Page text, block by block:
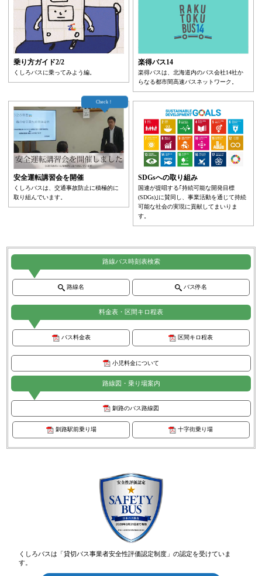
乗り方ガイド2/2
くしろバスに乗ってみよう編。
楽得バス14
楽得バスは、北海道内のバス会社14社か
らなる都市間高速バスネットワーク。
Check！
安全運転講習会を開催
くしろバスは、交通事故防止に積極的に
取り組んでいます。
SDGsへの取り組み
国連が提唱する｢持続可能な開発目標
(SDGs)｣に賛同し、事業活動を通じて持続
可能な社会の実現に貢献してまいりま
す。
路線バス時刻表検索
路線名 バス停名
料金表・区間キロ程表
バス料金表 区間キロ程表
小児料金について
路線図・乗り場案内
釧路のバス路線図
釧路駅前乗り場 十字街乗り場
くしろバスは「貸切バス事業者安全性評価認定制度」の認定を受けていま
す。